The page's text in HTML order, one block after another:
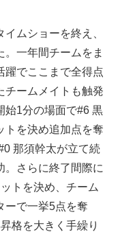
ムショーを終え、
一年間チームをま
躍でここまで全得点
チームメイトも触発
始1分の場面で#6 黒
トを決め追加点を奪
那須幹太が立て続
。さらに終了間際に
トを決め、チーム
ーで一挙5点を奪
格を大きく手繰り